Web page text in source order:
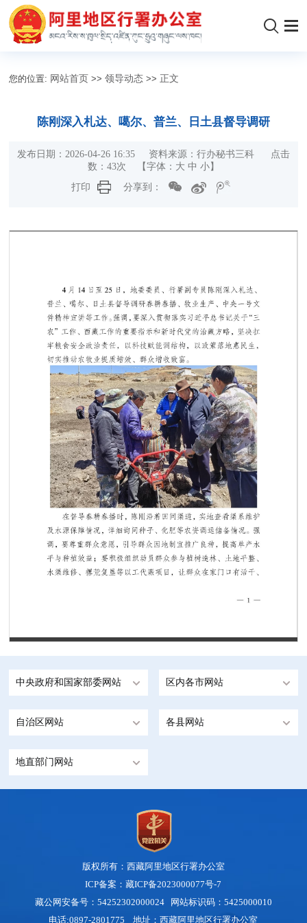
您的位置: 网站首页 >>领导动态 >> 正文
陈刚深入札达、噶尔、普兰、日土县督导调研
发布日期：2026-04-26 16:35 资料来源：行办秘书三科 点击
数： 43次 【字体： 大 中 小】
打印
分享到：
中央政府和国家部委网站 区内各市网站
自治区网站 各县网站
地直部门网站
版权所有：西藏阿里地区行署办公室
ICP备案：藏ICP备2023000077号-7
藏公网安备号：54252302000024 网站标识码：5425000010
电话:0897-2801775 地址：西藏阿里地区行署办公室